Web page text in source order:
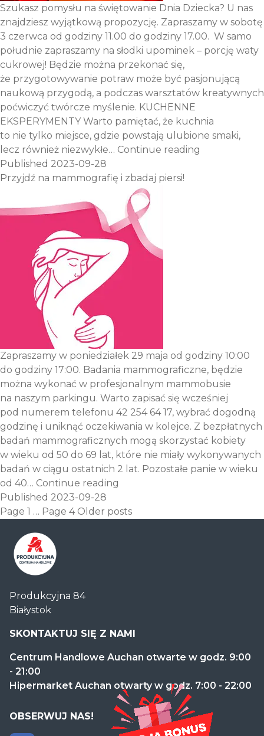
Szukasz pomysłu na świętowanie Dnia Dziecka? U nas
znajdziesz wyjątkową propozycję. Zapraszamy w sobotę
3 czerwca od godziny 11.00 do godziny 17.00. W samo
południe zapraszamy na słodki upominek – porcję waty
cukrowej! Będzie można przekonać się,
że przygotowywanie potraw może być pasjonującą
naukową przygodą, a podczas warsztatów kreatywnych
poćwiczyć twórcze myślenie. KUCHENNE
EKSPERYMENTY Warto pamiętać, że kuchnia
to nie tylko miejsce, gdzie powstają ulubione smaki,
lecz również niezwykłe… Continue reading
Published 2023-09-28
Przyjdź na mammografię i zbadaj piersi!
Zapraszamy w poniedziałek 29 maja od godziny 10:00
do godziny 17:00. Badania mammograficzne, będzie
można wykonać w profesjonalnym mammobusie
na naszym parkingu. Warto zapisać się wcześniej
pod numerem telefonu 42 254 64 17, wybrać dogodną
godzinę i uniknąć oczekiwania w kolejce. Z bezpłatnych
badań mammograficznych mogą skorzystać kobiety
w wieku od 50 do 69 lat, które nie miały wykonywanych
badań w ciągu ostatnich 2 lat. Pozostałe panie w wieku
od 40… Continue reading
i zbadaj
Published 2023-09-28
Posts
Page 1 … Page 4 Older posts
Handlowe
Auchan
Produkcyjna
Produkcyjna 84
Białystok
SKONTAKTUJ SIĘ Z NAMI
Centrum Handlowe Auchan otwarte w godz. 9:00
- 21:00
Hipermarket Auchan otwarty w godz. 7:00 - 22:00
OBSERWUJ NAS!